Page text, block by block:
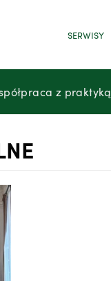
SERWISY
z praktyką